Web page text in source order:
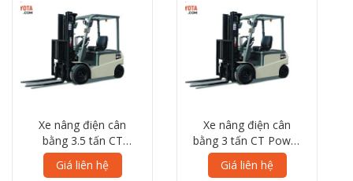
Xe nâng điện cân
bằng 3.5 tấn CT
Power TFB35 8L
Series
Giá liên hệ
Xe nâng điện cân
bằng 3 tấn CT Power
TFB30 8L Series
Giá liên hệ